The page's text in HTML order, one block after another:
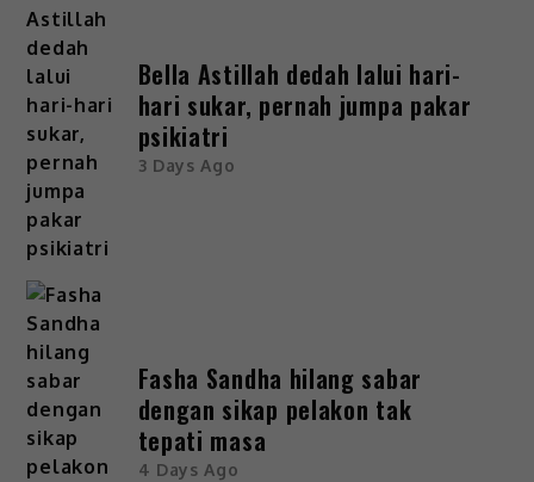
Bella Astillah dedah lalui hari-
hari sukar, pernah jumpa pakar
psikiatri
3 Days Ago
Fasha Sandha hilang sabar
dengan sikap pelakon tak
tepati masa
4 Days Ago